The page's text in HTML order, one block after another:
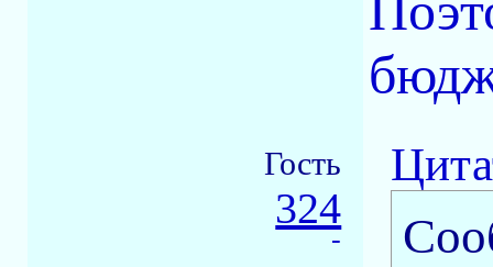
Гость
324
-